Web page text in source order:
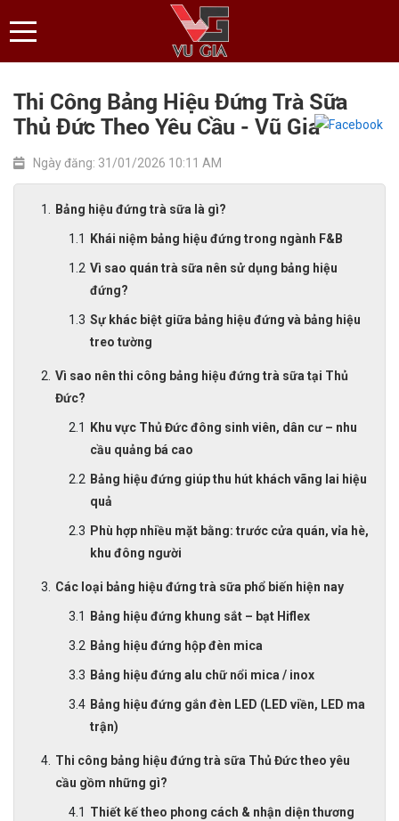
Thi Công Bảng Hiệu Đứng Trà Sữa
Thủ Đức Theo Yêu Cầu - Vũ Gia
Ngày đăng: 31/01/2026 10:11 AM
Bảng hiệu đứng trà sữa là gì?
Khái niệm bảng hiệu đứng trong ngành F&B
Vì sao quán trà sữa nên sử dụng bảng hiệu
đứng?
Sự khác biệt giữa bảng hiệu đứng và bảng hiệu
treo tường
Vì sao nên thi công bảng hiệu đứng trà sữa tại Thủ
Đức?
Khu vực Thủ Đức đông sinh viên, dân cư – nhu
cầu quảng bá cao
Bảng hiệu đứng giúp thu hút khách vãng lai hiệu
quả
Phù hợp nhiều mặt bằng: trước cửa quán, vỉa hè,
khu đông người
Các loại bảng hiệu đứng trà sữa phổ biến hiện nay
Bảng hiệu đứng khung sắt – bạt Hiflex
Bảng hiệu đứng hộp đèn mica
Bảng hiệu đứng alu chữ nổi mica / inox
Bảng hiệu đứng gắn đèn LED (LED viền, LED ma
trận)
Thi công bảng hiệu đứng trà sữa Thủ Đức theo yêu
cầu gồm những gì?
Thiết kế theo phong cách & nhận diện thương